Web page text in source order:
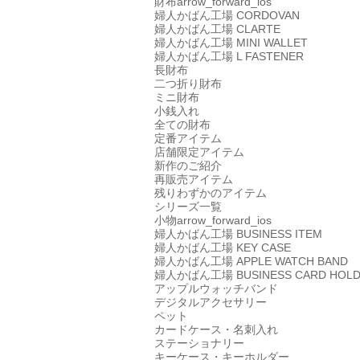
婦人かばん工場 CORDOVAN
婦人かばん工場 CLARTE
婦人かばん工場 MINI WALLET
婦人かばん工場 L FASTENER
長財布
二つ折り財布
ミニ財布
小銭入れ
全ての財布
定番アイテム
店舗限定アイテム
新作のご紹介
再販売アイテム
残りわずかのアイテム
シリーズ一覧
小物arrow_forward_ios
婦人かばん工場 BUSINESS ITEM
婦人かばん工場 KEY CASE
婦人かばん工場 APPLE WATCH BAND
婦人かばん工場 BUSINESS CARD
アップルウォッチバンド
デジタルアクセサリー
ペット
カードケース・名刺入れ
ステーショナリー
キーケース・キーホルダー